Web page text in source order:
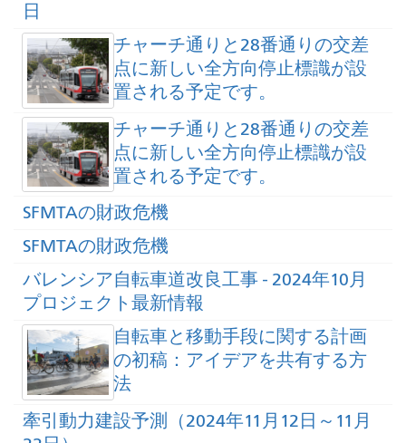
日
チャーチ通りと28番通りの交差
点に新しい全方向停止標識が設
置される予定です。
チャーチ通りと28番通りの交差
点に新しい全方向停止標識が設
置される予定です。
SFMTAの財政危機
SFMTAの財政危機
バレンシア自転車道改良工事 - 2024年10月
プロジェクト最新情報
自転車と移動手段に関する計画
の初稿：アイデアを共有する方
法
牽引動力建設予測（2024年11月12日～11月